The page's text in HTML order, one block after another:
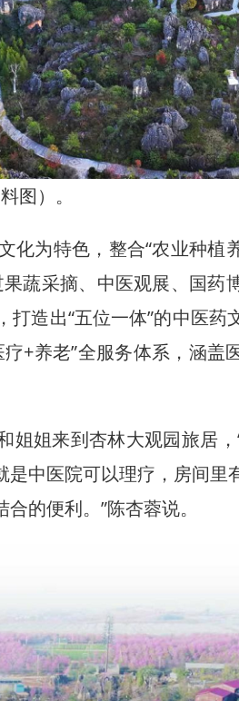
图）。
为特色，整合“农业种植
蔬采摘、中医观展、国药
造出“五位一体”的中医药
+养老”全服务体系，涵盖
姐来到杏林大观园旅居，
中医院可以理疗，房间里
的便利。”陈杏蓉说。
挝投运